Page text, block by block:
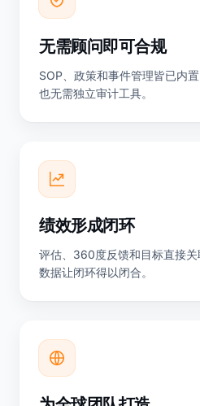
无需顾问即可合规
SOP、政策和事件管理皆已内
也无需独立审计工具。
绩效形成闭环
评估、360度反馈和目标直接关
数据让闭环得以闭合。